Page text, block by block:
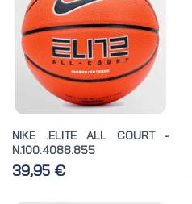
NIKE .ELITE ALL COURT -
N.100.4088.855
39,95 €